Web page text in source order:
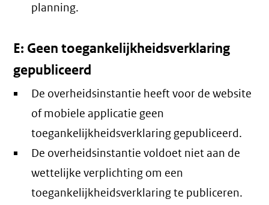
planning.
E: Geen toegankelijkheidsverklaring
gepubliceerd
De overheidsinstantie heeft voor de website
of mobiele applicatie geen
toegankelijkheidsverklaring gepubliceerd.
De overheidsinstantie voldoet niet aan de
wettelijke verplichting om een
toegankelijkheidsverklaring te publiceren.